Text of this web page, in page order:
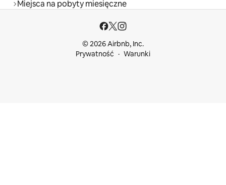
Miejsca na pobyty miesięczne
© 2026 Airbnb, Inc.
Prywatność
Warunki